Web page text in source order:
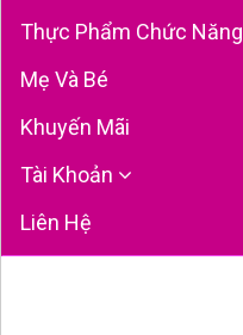
Thực Phẩm Chức Năng
Mẹ Và Bé
Khuyến Mãi
Tài Khoản
Liên Hệ